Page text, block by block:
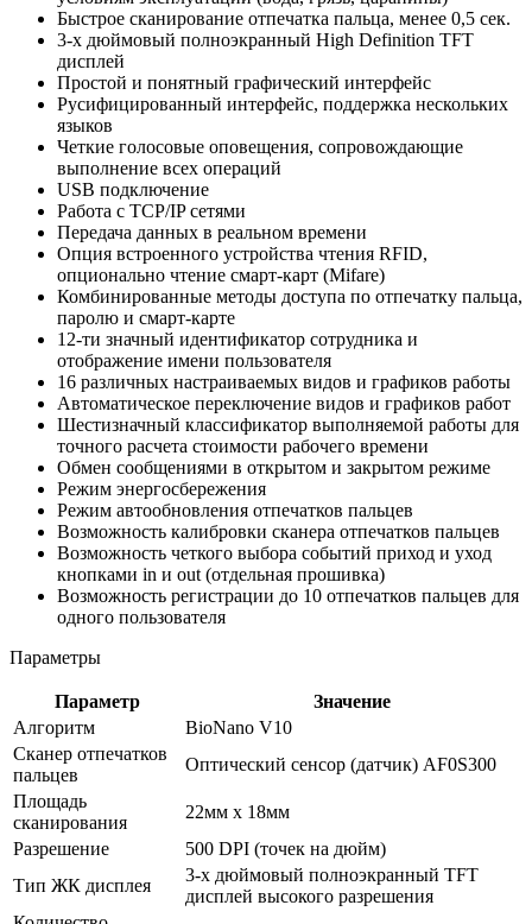
Быстрое сканирование отпечатка пальца, менее 0,5 сек.
3-х дюймовый полноэкранный High Definition TFT
дисплей
Простой и понятный графический интерфейс
Русифицированный интерфейс, поддержка нескольких
языков
Четкие голосовые оповещения, сопровождающие
выполнение всех операций
USB подключение
Работа с TCP/IP сетями
Передача данных в реальном времени
Опция встроенного устройства чтения RFID,
опционально чтение смарт-карт (Mifare)
Комбинированные методы доступа по отпечатку пальца,
паролю и смарт-карте
12-ти значный идентификатор сотрудника и
отображение имени пользователя
16 различных настраиваемых видов и графиков работы
Автоматическое переключение видов и графиков работ
Шестизначный классификатор выполняемой работы для
точного расчета стоимости рабочего времени
Обмен сообщениями в открытом и закрытом режиме
Режим энергосбережения
Режим автообновления отпечатков пальцев
Возможность калибровки сканера отпечатков пальцев
Возможность четкого выбора событий приход и уход
кнопками in и out (отдельная прошивка)
Возможность регистрации до 10 отпечатков пальцев для
одного пользователя
Параметры
Параметр
Значение
Алгоритм
BioNano V10
Сканер отпечатков
пальцев
Оптический сенсор (датчик) AF0S300
Площадь
сканирования
22мм х 18мм
Разрешение
500 DPI (точек на дюйм)
Тип ЖК дисплея
3-х дюймовый полноэкранный TFT
дисплей высокого разрешения